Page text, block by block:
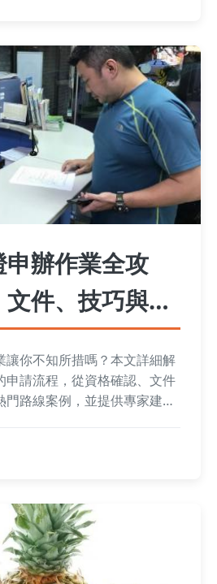
申辦作業全攻
件、技巧與常
讓你不知所措嗎？本文詳細解
申請流程，從資格確認、文件
路線案例，並提供專家建議